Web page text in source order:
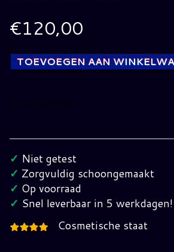
€120,00
TOEVOEGEN AAN
1 op voorraad
set
120
Jaren
70
hoeveelheid
✓ Niet getest
✓ Zorgvuldig schoongemaakt
✓ Op voorraad
✓ Snel leverbaar in 5 werkdagen!
Cosmetische staat